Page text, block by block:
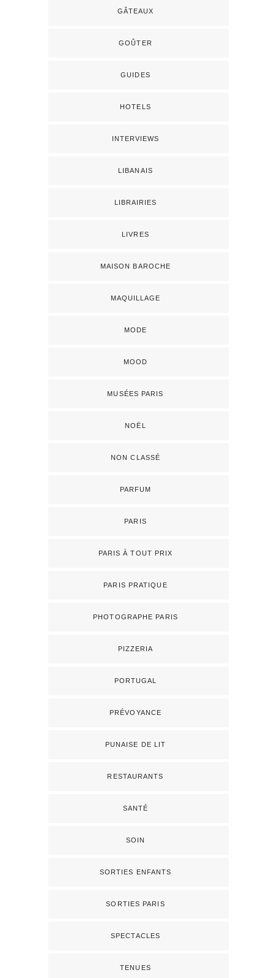
GÂTEAUX
GOÛTER
GUIDES
HOTELS
INTERVIEWS
LIBANAIS
LIBRAIRIES
LIVRES
MAISON BAROCHE
MAQUILLAGE
MODE
MOOD
MUSÉES PARIS
NOËL
NON CLASSÉ
PARFUM
PARIS
PARIS À TOUT PRIX
PARIS PRATIQUE
PHOTOGRAPHE PARIS
PIZZERIA
PORTUGAL
PRÉVOYANCE
PUNAISE DE LIT
RESTAURANTS
SANTÉ
SOIN
SORTIES ENFANTS
SORTIES PARIS
SPECTACLES
TENUES